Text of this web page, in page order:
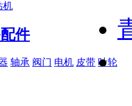
机
件
轴承 阀门 电机 皮带 叶轮